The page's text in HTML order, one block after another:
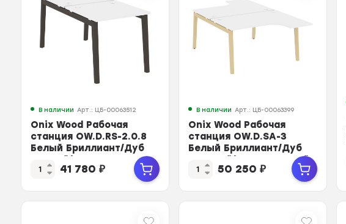
В наличии Арт.: ЦБ-00063512
Onix Wood Рабочая
станция OW.D.RS-2.0.8
Белый Бриллиант/Дуб
Темный/Металл Ант...
41 780 ₽
В наличии Арт.: ЦБ-00063399
Onix Wood Рабочая
станция OW.D.SA-3
Белый Бриллиант/Дуб
Светлый/Металл Белый
...
50 250 ₽